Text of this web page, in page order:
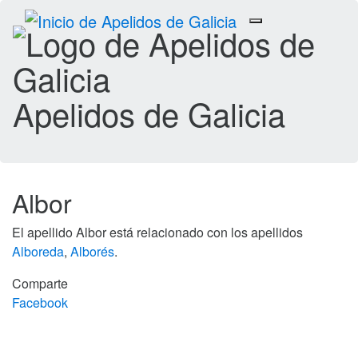
Toggle
navigation
Apelidos de Galicia
Albor
El apellido Albor está relacionado con los apellidos
Alboreda, Alborés.
Comparte
Facebook